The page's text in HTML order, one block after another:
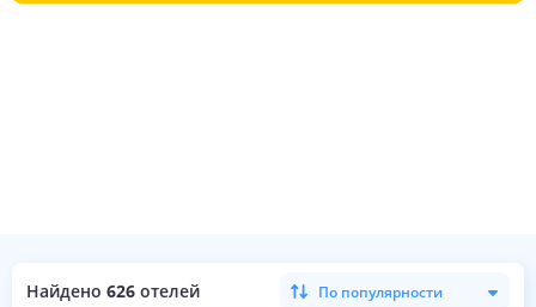
Найдено 626 отелей По популярности